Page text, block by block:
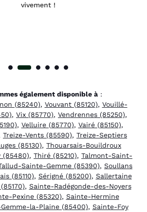
vivement !
également disponible à:
(85240), Vouvant (85120), Vouillé-
, Vix (85770), Vendrennes (85250),
, Velluire (85770), Vairé (85150),
Treize-Vents (85590), Treize-Septiers
(85130), Thouarsais-Bouildroux
(85480), Thiré (85210), Talmont-Saint-
Sainte-Gemme (85390), Soullans
(85110), Sérigné (85200), Sallertaine
, Sainte-Radégonde-des-Noyers
Pexine (85320), Sainte-Hermine
la-Plaine (85400), Sainte-Foy